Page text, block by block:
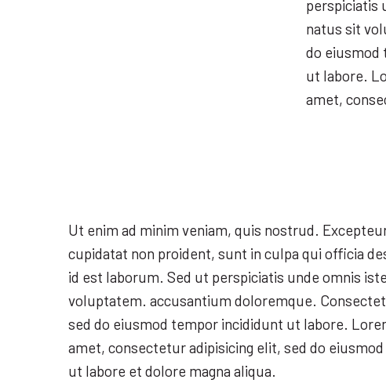
perspiciatis
natus sit
do eiusmod
ut labore.
amet,
Ut enim ad minim veniam, quis nostrud.
cupidatat non proident, sunt in culpa qui officia
id est laborum. Sed ut perspiciatis unde omnis
voluptatem. accusantium doloremque.
sed do eiusmod tempor incididunt ut labore.
amet, consectetur adipisicing elit, sed do
ut labore et dolore magna aliqua.